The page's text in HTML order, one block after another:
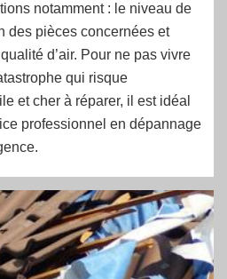
notamment : le niveau de
des pièces concernées et
d’air. Pour ne pas vivre
qui risque
et cher à réparer, il est idéal
professionnel en dépannage